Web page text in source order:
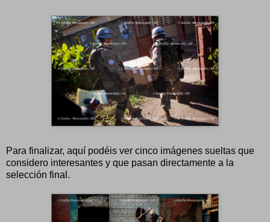
Para finalizar, aquí podéis ver cinco imágenes sueltas que
considero interesantes y que pasan directamente a la
selección final.